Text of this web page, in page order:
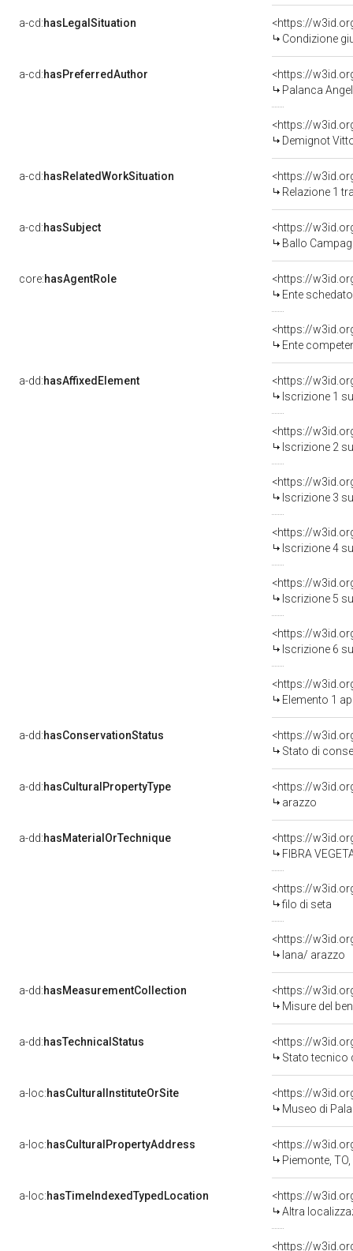
a-cd:hasLegalSituation
<https://
Condizione
a-cd:hasPreferredAuthor
<https://
Palanca
<https://
Demignot
a-cd:hasRelatedWorkSituation
Relazione 1
a-cd:hasSubject
<https://
Ballo
core:hasAgentRole
<https://
Ente schedatore
<https://
Ente
a-dd:hasAffixedElement
<https://
Iscrizione 1
<https://
Iscrizione 2
<https://
Iscrizione 3
<https://
Iscrizione 4
<https://
Iscrizione 5
<https://
Iscrizione 6
<https://
Elemento 1
a-dd:hasConservationStatus
<https://
Stato di
a-dd:hasCulturalPropertyType
<https://
arazzo
a-dd:hasMaterialOrTechnique
<https://
FIBRA
<https://
filo di seta
<https://
lana/ arazzo
a-dd:hasMeasurementCollection
<https://
Misure del
a-dd:hasTechnicalStatus
<https://
Stato tecnico
a-loc:hasCulturalInstituteOrSite
<https://
Museo di
a-loc:hasCulturalPropertyAddress
<https://
Piemonte,
a-loc:hasTimeIndexedTypedLocation
<https://
Altra
<https://